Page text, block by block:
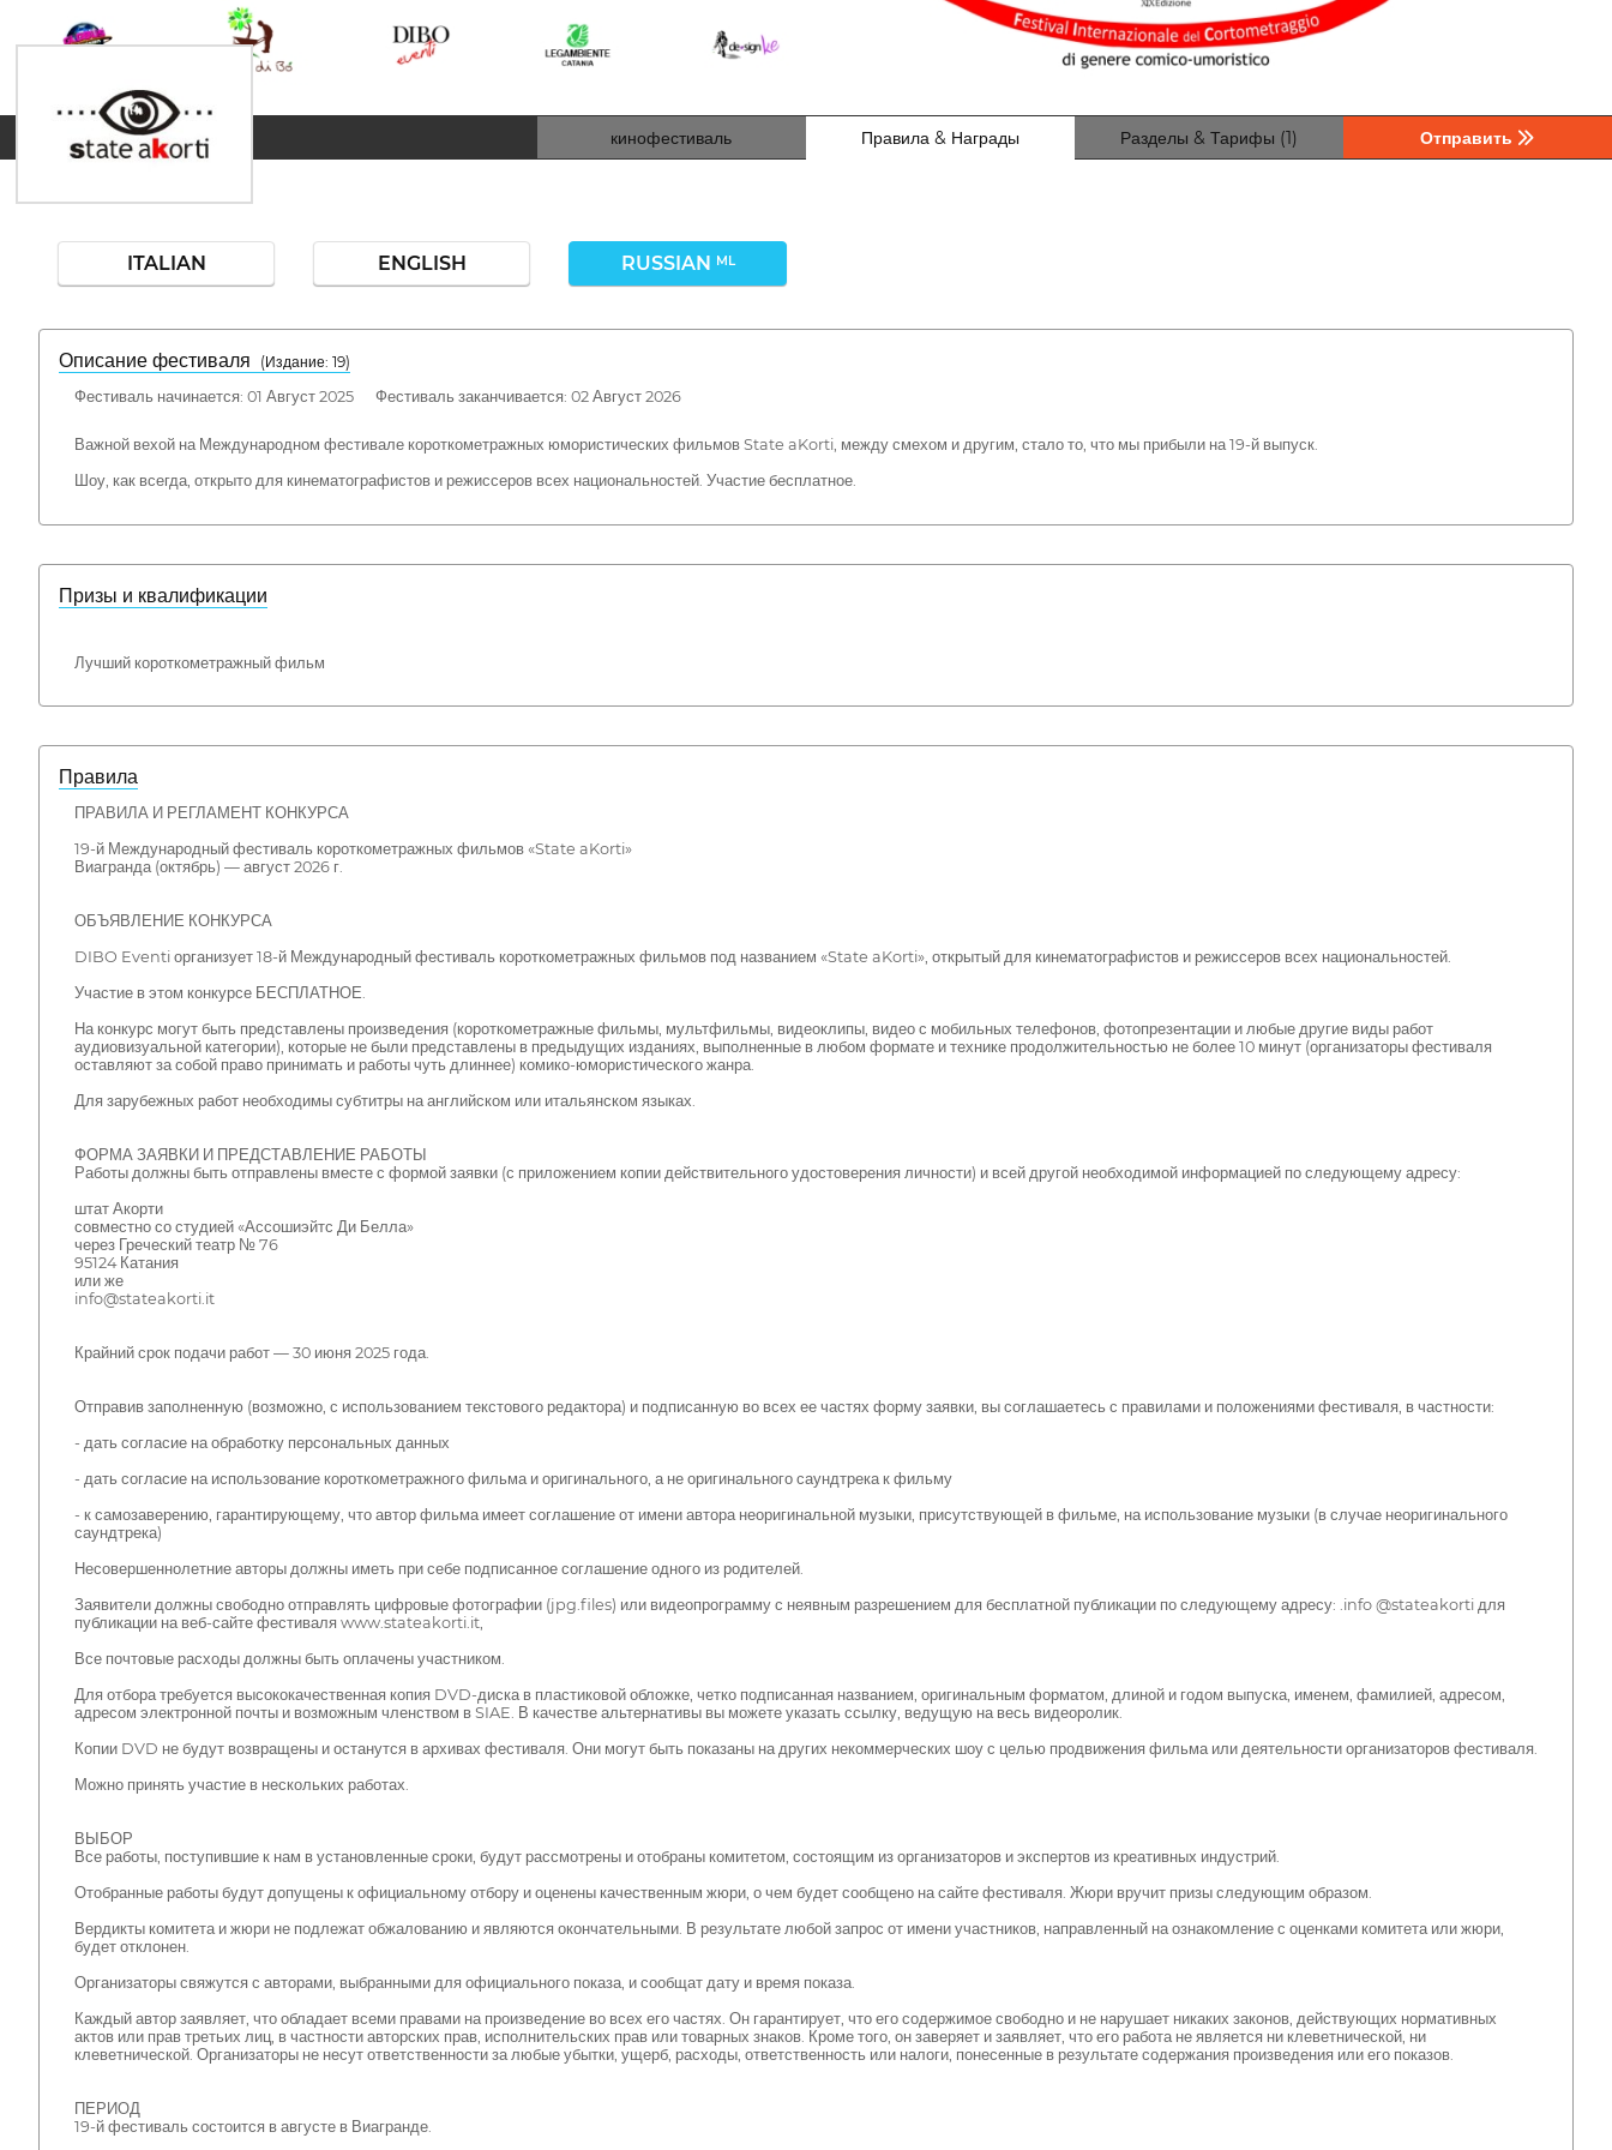
кинофестиваль Правила & Награды Разделы & Тарифы (1) Отправить
ITALIAN ENGLISH RUSSIAN ML
Описание фестиваля
( Издание: 19)
Фестиваль начинается: 01 Август 2025 Фестиваль заканчивается: 02 Август 2026
Важной вехой на Международном фестивале короткометражных юмористических фильмов State aKorti, между смехом и другим, стало то, что мы прибыли на 19-й выпуск.
Шоу, как всегда, открыто для кинематографистов и режиссеров всех национальностей. Участие бесплатное.
Призы и квалификации
Лучший короткометражный фильм
Правила
ПРАВИЛА И РЕГЛАМЕНТ КОНКУРСА
19-й Международный фестиваль короткометражных фильмов «State aKorti»
Виагранда (октябрь) — август 2026 г.
ОБЪЯВЛЕНИЕ КОНКУРСА
DIBO Eventi организует 18-й Международный фестиваль короткометражных фильмов под названием «State aKorti», открытый для кинематографистов и режиссеров всех национальностей.
Участие в этом конкурсе БЕСПЛАТНОЕ.
На конкурс могут быть представлены произведения (короткометражные фильмы, мультфильмы, видеоклипы, видео с мобильных телефонов, фотопрезентации и любые другие виды работ
аудиовизуальной категории), которые не были представлены в предыдущих изданиях, выполненные в любом формате и технике продолжительностью не более 10 минут (организаторы фестиваля
оставляют за собой право принимать и работы чуть длиннее) комико-юмористического жанра.
Для зарубежных работ необходимы субтитры на английском или итальянском языках.
ФОРМА ЗАЯВКИ И ПРЕДСТАВЛЕНИЕ РАБОТЫ
Работы должны быть отправлены вместе с формой заявки (с приложением копии действительного удостоверения личности) и всей другой необходимой информацией по следующему адресу:
штат Акорти
совместно со студией «Ассошиэйтс Ди Белла»
через Греческий театр № 76
95124 Катания
или же
info@stateakorti.it
Крайний срок подачи работ — 30 июня 2025 года.
Отправив заполненную (возможно, с использованием текстового редактора) и подписанную во всех ее частях форму заявки, вы соглашаетесь с правилами и положениями фестиваля, в частности:
- дать согласие на обработку персональных данных
- дать согласие на использование короткометражного фильма и оригинального, а не оригинального саундтрека к фильму
- к самозаверению, гарантирующему, что автор фильма имеет соглашение от имени автора неоригинальной музыки, присутствующей в фильме, на использование музыки (в случае неоригинального
саундтрека)
Несовершеннолетние авторы должны иметь при себе подписанное соглашение одного из родителей.
Заявители должны свободно отправлять цифровые фотографии (jpg.files) или видеопрограмму с неявным разрешением для бесплатной публикации по следующему адресу: .info @stateakorti для
публикации на веб-сайте фестиваля www.stateakorti.it,
Все почтовые расходы должны быть оплачены участником.
Для отбора требуется высококачественная копия DVD-диска в пластиковой обложке, четко подписанная названием, оригинальным форматом, длиной и годом выпуска, именем, фамилией, адресом,
адресом электронной почты и возможным членством в SIAE. В качестве альтернативы вы можете указать ссылку, ведущую на весь видеоролик.
Копии DVD не будут возвращены и останутся в архивах фестиваля. Они могут быть показаны на других некоммерческих шоу с целью продвижения фильма или деятельности организаторов фестиваля.
Можно принять участие в нескольких работах.
ВЫБОР
Все работы, поступившие к нам в установленные сроки, будут рассмотрены и отобраны комитетом, состоящим из организаторов и экспертов из креативных индустрий.
Отобранные работы будут допущены к официальному отбору и оценены качественным жюри, о чем будет сообщено на сайте фестиваля. Жюри вручит призы следующим образом.
Вердикты комитета и жюри не подлежат обжалованию и являются окончательными. В результате любой запрос от имени участников, направленный на ознакомление с оценками комитета или жюри,
будет отклонен.
Организаторы свяжутся с авторами, выбранными для официального показа, и сообщат дату и время показа.
Каждый автор заявляет, что обладает всеми правами на произведение во всех его частях. Он гарантирует, что его содержимое свободно и не нарушает никаких законов, действующих нормативных
актов или прав третьих лиц, в частности авторских прав, исполнительских прав или товарных знаков. Кроме того, он заверяет и заявляет, что его работа не является ни клеветнической, ни
клеветнической. Организаторы не несут ответственности за любые убытки, ущерб, расходы, ответственность или налоги, понесенные в результате содержания произведения или его показов.
ПЕРИОД
19-й фестиваль состоится в августе в Виагранде.